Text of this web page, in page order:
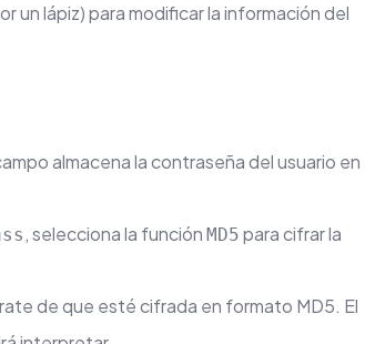
un lápiz) para modificar la información del
almacena la contraseña del usuario en
, selecciona la función MD5 para cifrar la
de que esté cifrada en formato MD5. El